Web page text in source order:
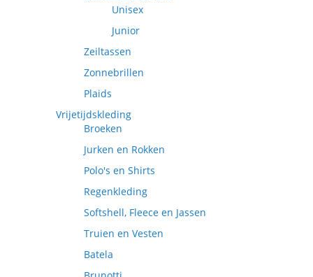
Unisex
Junior
Zeiltassen
Zonnebrillen
Plaids
Vrijetijdskleding
Broeken
Jurken en Rokken
Polo's en Shirts
Regenkleding
Softshell, Fleece en Jassen
Truien en Vesten
Batela